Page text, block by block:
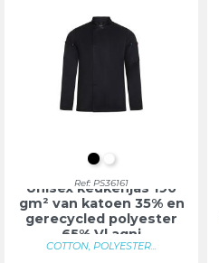
ZWART
WIT
Ref: PS36161
Unisex keukenjas 190
gm² van katoen 35% en
gerecycled polyester
65% Vl agni
COTTON, POLYESTER...